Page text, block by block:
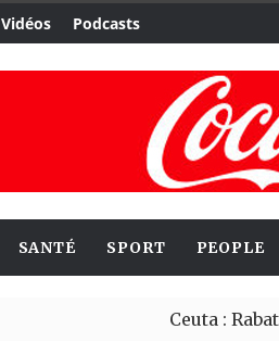
Vidéos Podcasts
SANTÉ SPORT PEOPLE
Ceuta : Rabat